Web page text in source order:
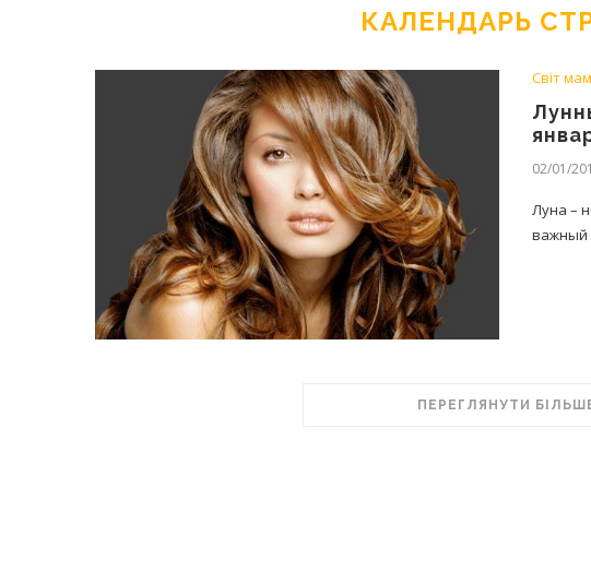
КАЛЕНДАРЬ
Світ
02/01/
Луна –
важный
ПЕРЕГЛЯНУТИ